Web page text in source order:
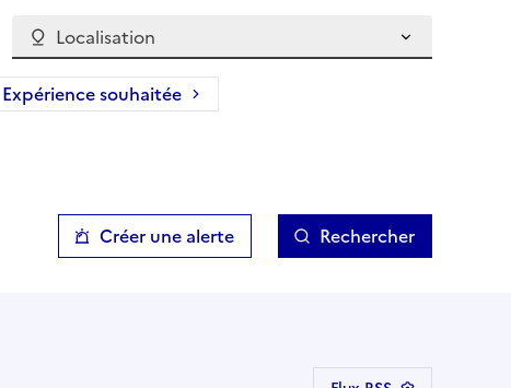
Localisation
Expérience souhaitée
Créer une alerte Rechercher